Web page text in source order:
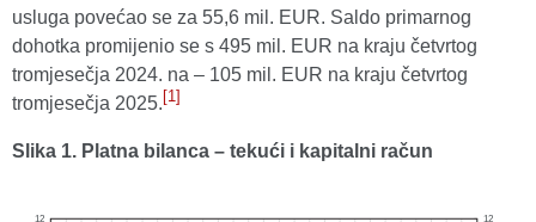
usluga povećao se za 55,6 mil. EUR. Saldo primarnog
dohotka promijenio se s 495 mil. EUR na kraju četvrtog
tromjesečja 2024. na – 105 mil. EUR na kraju četvrtog
tromjesečja 2025. [1]
Slika 1. Pl atna bilanca – tekući i kapitalni račun